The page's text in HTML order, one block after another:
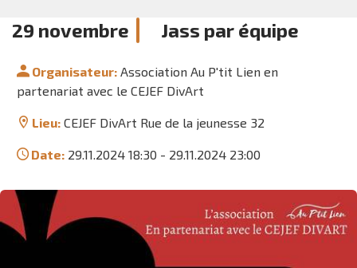
recherche
navigation
Jass par équipe
29 novembre
Organisateur: Association Au P'tit Lien en
partenariat avec le CEJEF DivArt
Lieu: CEJEF DivArt Rue de la jeunesse 32
Date: 29.11.2024 18:30 - 29.11.2024 23:00